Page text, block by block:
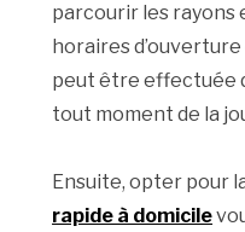
parcourir les rayons
horaires
peut être effectuée
tout moment de la
Ensuite, opter pour
rapide à domicile